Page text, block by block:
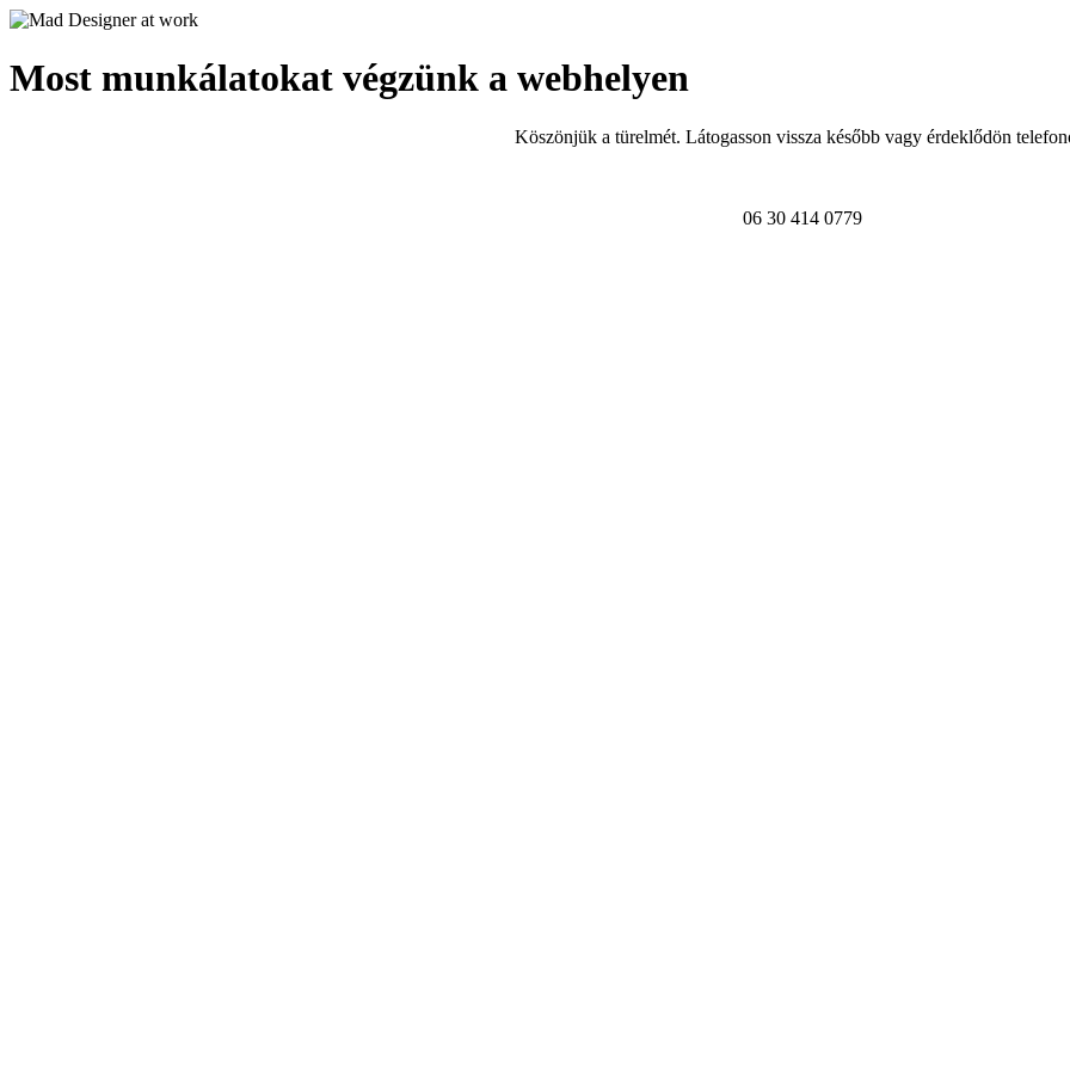
Most munkálatokat végzünk a webhelyen
Köszönjük a türelmét. Látogasson vissza később vagy érdeklődön
06 30 414 0779